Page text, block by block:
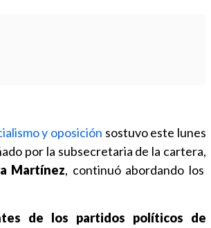
y oposición sostuvo este lunes
por la subsecretaria de la cartera,
Martínez, continuó abordando los
de los partidos políticos de